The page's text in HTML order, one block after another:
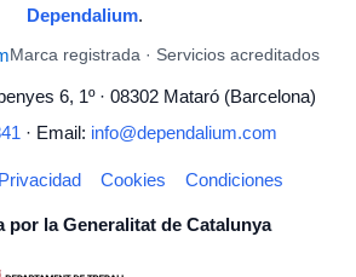
Dependalium.
Marca registrada · Servicios acreditados
6, 1º · 08302 Mataró (Barcelona)
· Email: info@dependalium.com
Privacidad Cookies Condiciones
por la Generalitat de Catalunya